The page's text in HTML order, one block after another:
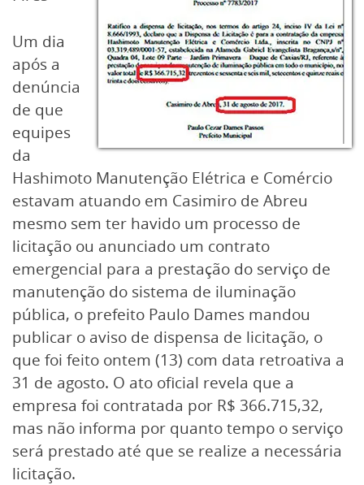
Um dia
após a
denúncia
de que
equipes
da
Hashimoto Manutenção Elétrica e Comércio
estavam atuando em Casimiro de Abreu
mesmo sem ter havido um processo de
licitação ou anunciado um contrato
emergencial para a prestação do serviço de
manutenção do sistema de iluminação
pública, o prefeito Paulo Dames mandou
publicar o aviso de dispensa de licitação, o
que foi feito ontem (13) com data retroativa a
31 de agosto. O ato oficial revela que a
empresa foi contratada por R$ 366.715,32,
mas não informa por quanto tempo o serviço
será prestado até que se realize a necessária
licitação.